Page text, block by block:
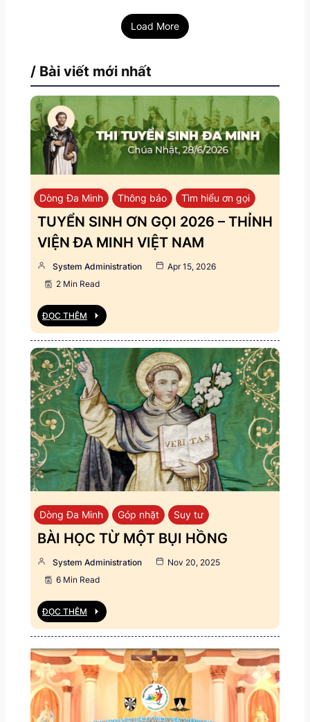
Load More
/ Bài viết mới nhất
Dòng Đa Minh Thông báo Tìm hiểu ơn gọi
TUYỂN SINH ƠN GỌI 2026 – THỈNH
VIỆN ĐA MINH VIỆT NAM
System Administration
Apr 15, 2026
2 Min Read
ĐỌC THÊM
Dòng Đa Minh Góp nhặt Suy tư
BÀI HỌC TỪ MỘT BỤI HỒNG
System Administration
Nov 20, 2025
6 Min Read
ĐỌC THÊM